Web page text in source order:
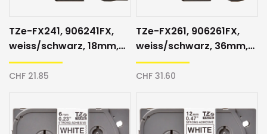
TZe-FX241, 906241FX,
weiss/schwarz, 18mm,
Schriftband
CHF 21.85
TZe-FX261, 906261FX,
weiss/schwarz, 36mm,
Schriftband
CHF 31.60